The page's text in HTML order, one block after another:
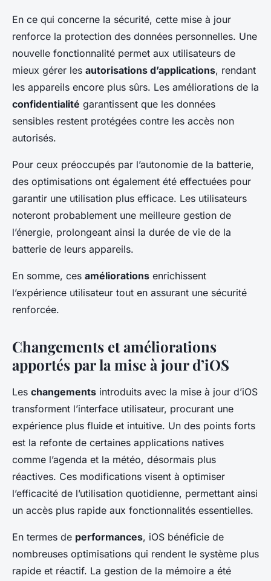
En ce qui concerne la sécurité, cette mise à jour
renforce la protection des données personnelles. Une
nouvelle fonctionnalité permet aux utilisateurs de
mieux gérer les autorisations d’applications, rendant
les appareils encore plus sûrs. Les améliorations de la
confidentialité garantissent que les données
sensibles restent protégées contre les accès non
autorisés.
Pour ceux préoccupés par l’autonomie de la batterie,
des optimisations ont également été effectuées pour
garantir une utilisation plus efficace. Les utilisateurs
noteront probablement une meilleure gestion de
l’énergie, prolongeant ainsi la durée de vie de la
batterie de leurs appareils.
En somme, ces améliorations enrichissent
l’expérience utilisateur tout en assurant une sécurité
renforcée.
Changements et améliorations
apportés par la mise à jour d’iOS
Les changements introduits avec la mise à jour d’iOS
transforment l’interface utilisateur, procurant une
expérience plus fluide et intuitive. Un des points forts
est la refonte de certaines applications natives
comme l’agenda et la météo, désormais plus
réactives. Ces modifications visent à optimiser
l’efficacité de l’utilisation quotidienne, permettant ainsi
un accès plus rapide aux fonctionnalités essentielles.
En termes de performances, iOS bénéficie de
nombreuses optimisations qui rendent le système plus
rapide et réactif. La gestion de la mémoire a été